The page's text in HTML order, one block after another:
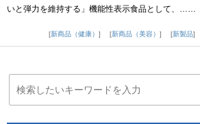
いと弾力を維持する」機能性表示食品として、……
新商品（健康）
新商品（美容） 新製品